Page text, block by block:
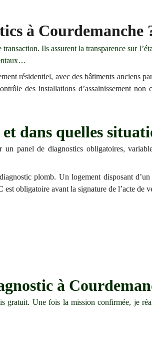
à Courdemanche
Ils assurent la transparence sur
résidentiel, avec des bâtiments anciens
des installations d’assainissement
dans quelles
panel de diagnostics obligatoires,
plomb. Un logement disposant
obligatoire avant la signature de l’acte de
à
gratuit. Une fois la mission confirmée, je